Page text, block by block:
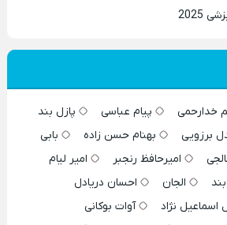
خدارحمی پیام عباسی
پازل بند
برزویی بهنام حسن زاده
بابی
امیرحافظ رنجبر
امیر لیام
الجان
احسان دریادل
اسماعیل نژاد
آوات بوکانی